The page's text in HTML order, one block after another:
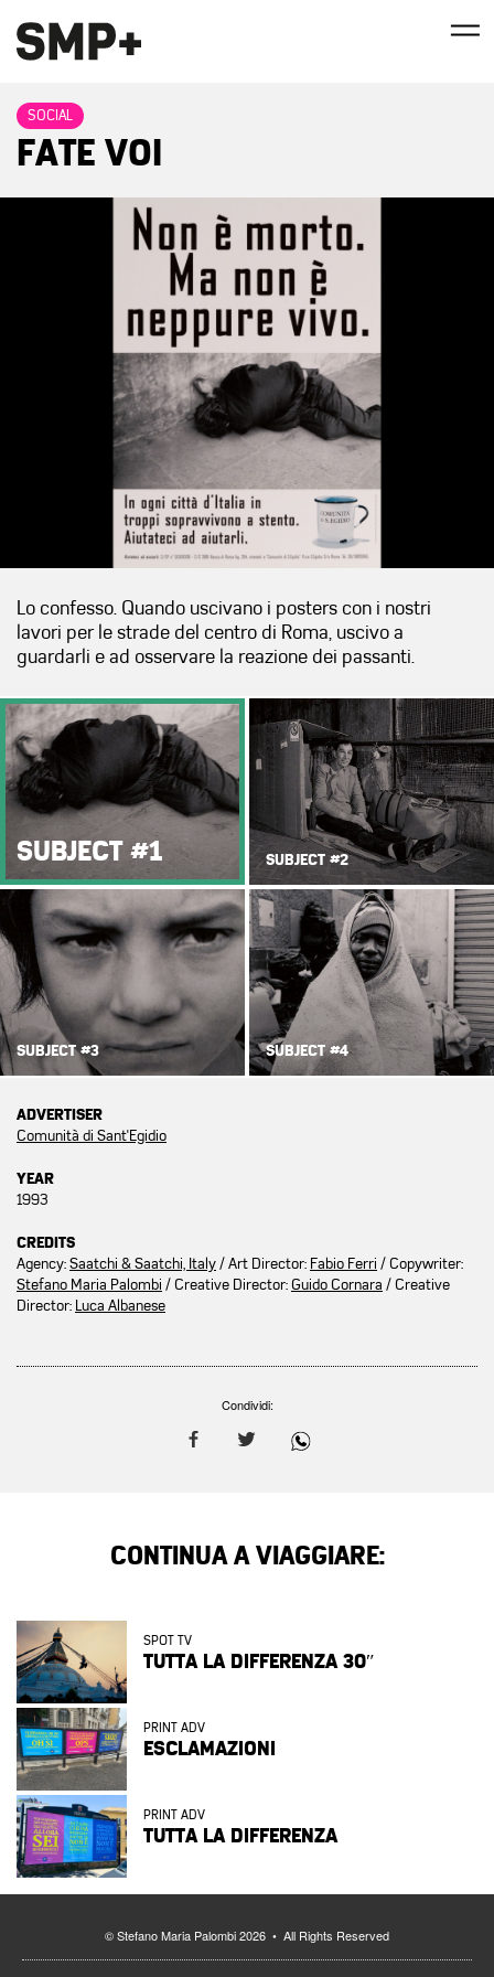
SOCIAL
FATE VOI
Lo confesso. Quando uscivano i posters con i nostri
lavori per le strade del centro di Roma, uscivo a
guardarli e ad osservare la reazione dei passanti.
SUBJECT #1 SUBJECT #2
SUBJECT #3 SUBJECT #4
ADVERTISER
Comunità di Sant'Egidio
YEAR
1993
CREDITS
Agency:Saatchi & Saatchi, Italy/ Art Director: Fabio Ferri / Copywriter:
Stefano Maria Palombi / Creative Director:Guido Cornara / Creative
Director: Luca Albanese
Condividi:
CONTINUA A VIAGGIARE:
SPOT TV
TUTTA LA DIFFERENZA 30″
PRINT ADV
ESCLAMAZIONI
PRINT ADV
TUTTA LA DIFFERENZA
© Stefano Maria Palombi 2026 • All Rights Reserved